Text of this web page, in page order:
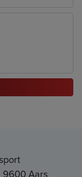
9600 Aars